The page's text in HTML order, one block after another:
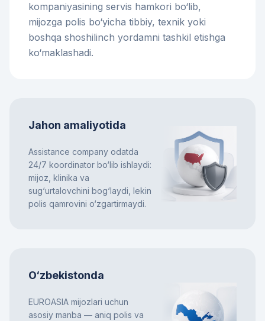
kompaniyasining servis hamkori bo‘lib,
mijozga polis bo‘yicha tibbiy, texnik yoki
boshqa shoshilinch yordamni tashkil etishga
ko‘maklashadi.
Jahon amaliyotida
Assistance company odatda
24/7 koordinator bo‘lib ishlaydi:
mijoz, klinika va
sug‘urtalovchini bog‘laydi, lekin
polis qamrovini o‘zgartirmaydi.
O‘zbekistonda
EUROASIA mijozlari uchun
asosiy manba — aniq polis va